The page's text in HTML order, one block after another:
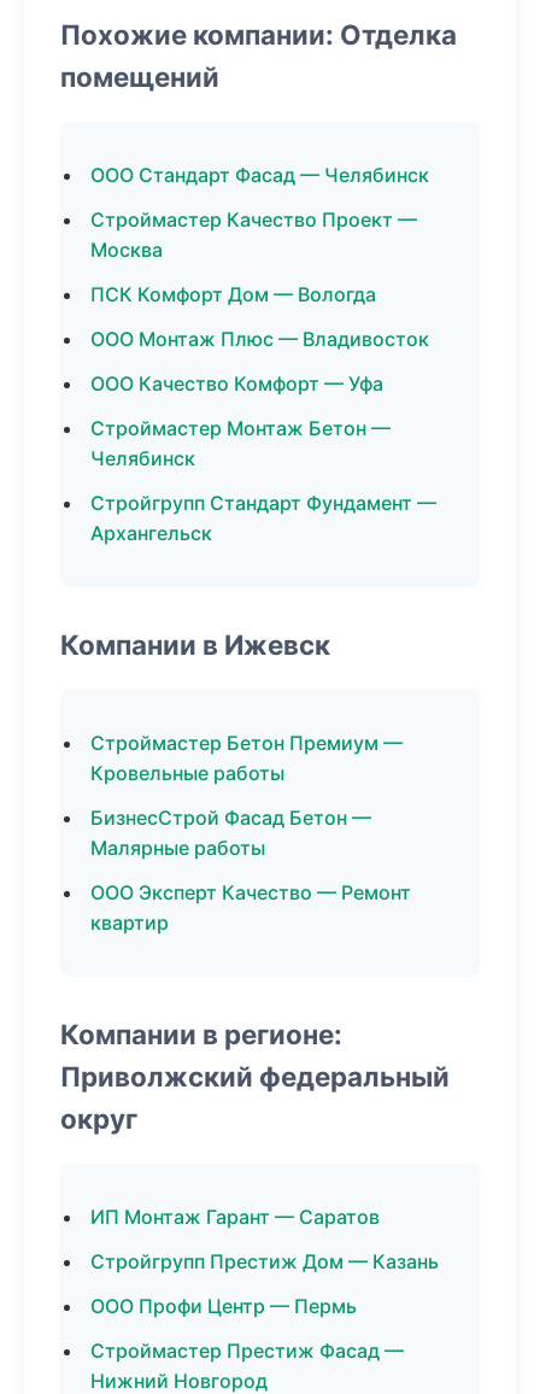
Похожие компании: Отделка
помещений
ООО Стандарт Фасад — Челябинск
Строймастер Качество Проект —
Москва
ПСК Комфорт Дом — Вологда
ООО Монтаж Плюс — Владивосток
ООО Качество Комфорт — Уфа
Строймастер Монтаж Бетон —
Челябинск
Стройгрупп Стандарт Фундамент —
Архангельск
Компании в Ижевск
Строймастер Бетон Премиум —
Кровельные работы
БизнесСтрой Фасад Бетон —
Малярные работы
ООО Эксперт Качество — Ремонт
квартир
Компании в регионе:
Приволжский федеральный
округ
ИП Монтаж Гарант — Саратов
Стройгрупп Престиж Дом — Казань
ООО Профи Центр — Пермь
Строймастер Престиж Фасад —
Нижний Новгород